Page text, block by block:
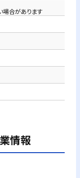
場合があります
情報